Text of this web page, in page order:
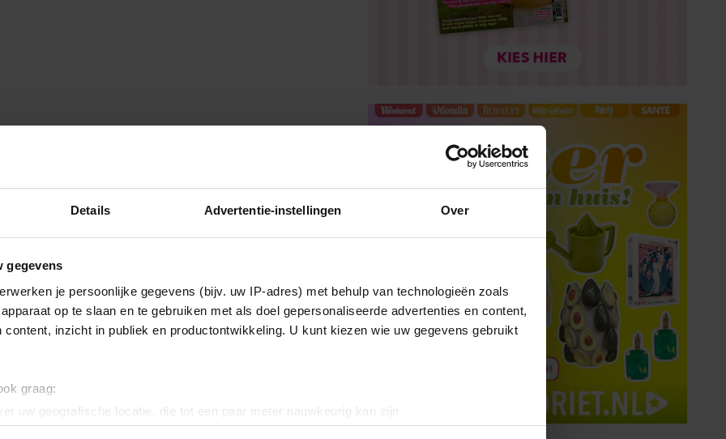
Details Advertentie-instellingen Over
gegevens
je persoonlijke gegevens (bijv. uw IP-adres) met behulp van technologieën zoals
op te slaan en te gebruiken met als doel gepersonaliseerde advertenties en content,
content, inzicht in publiek en productontwikkeling. U kunt kiezen wie uw gegevens gebruikt
graag:
uw geografische locatie, die tot een paar meter nauwkeurig kan zijn
door het actief te scannen op specifieke eigenschappen (fingerprinting)
Dat je jezelf vergelijkt is
voort uit onzekerheid. Tel
pad ! Heeft zijn eigen
wordt, wordt het vergelijken